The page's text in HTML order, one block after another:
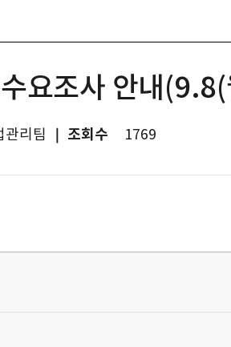
요조사 안내
관리팀 ｜ 조회수 1769